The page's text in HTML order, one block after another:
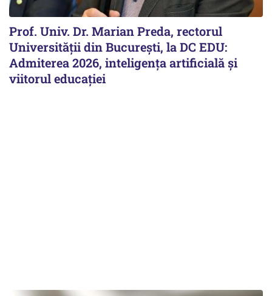
Prof. Univ. Dr. Marian Preda, rectorul
Universității din București, la DC EDU:
Admiterea 2026, inteligența artificială și
viitorul educației